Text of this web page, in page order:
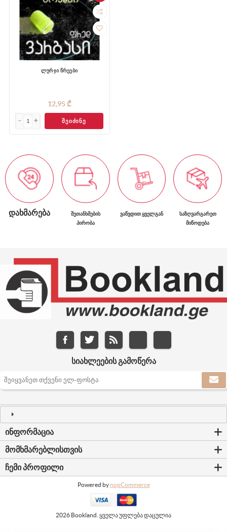
ლურჯი წრეები
12,95 ₾
ᲨᲔᲘᲫᲘᲜᲔ
ᲓᲐᲮᲛᲐᲠᲔᲑᲐ
ᲨᲔᲗᲐᲜᲮᲛᲔᲑᲘᲡ
ᲞᲘᲠᲝᲑᲐ
ᲕᲐᲬᲕᲓᲘᲗ ᲧᲕᲔᲚᲒᲐᲜ
ᲡᲐᲖᲦᲕᲐᲠᲒᲐᲠᲔᲗ
ᲛᲘᲬᲝᲓᲔᲑᲐ
ᲡᲘᲐᲮᲚᲔᲔᲑᲘᲡ ᲒᲐᲛᲝᲬᲔᲠᲐ
ᲘᲜᲤᲝᲠᲛᲐᲪᲘᲐ
ᲛᲝᲛᲮᲛᲐᲠᲔᲑᲚᲘᲡᲗᲕᲘᲡ
ᲩᲔᲛᲘ ᲞᲠᲝᲤᲘᲚᲘ
Powered by nopCommerce
2026 Bookland. ყველა უფლება დაცულია